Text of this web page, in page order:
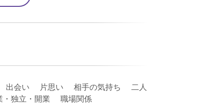
い 片思い 相手の気持ち 二人
独立・開業 職場関係